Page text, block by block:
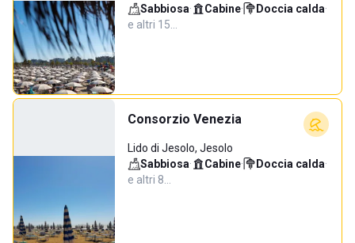
Sabbiosa· Cabine· Doccia calda·
e altri 15…
Consorzio Venezia
Lido di Jesolo, Jesolo
Sabbiosa· Cabine· Doccia calda·
e altri 8…